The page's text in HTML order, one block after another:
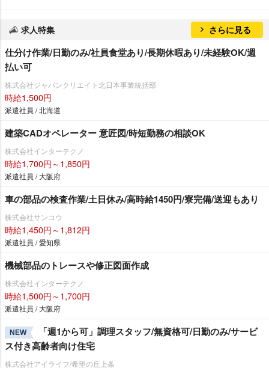
求人特集 さらに見る
仕分け作業/日勤のみ/社員食堂あり/長期休暇あり/未経験OK/週
払い可
株式会社ジャパンクリエイト北日本事業統括部
時給1,500円
派遣社員 / 北海道
建築CADオペレーター 意匠図/時短勤務の相談OK
株式会社インターテクノ
時給1,700円～1,850円
派遣社員 / 大阪府
車の部品の検査作業/土日休み/高時給1450円/寮完備/送迎もあり
株式会社サンコウ
時給1,450円～1,812円
派遣社員 / 愛知県
機械部品のトレースや修正図面作成
株式会社インターテクノ
時給1,500円～1,700円
派遣社員 / 大阪府
NEW
「週1から可」調理スタッフ/無資格可/日勤のみ/サービ
ス付き高齢者向け住宅
株式会社アイライフ/希望の丘上条